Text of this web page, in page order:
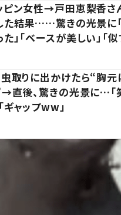
ピン女性→戸田恵梨香さ
た結果……驚きの光景に
」「ベースが美しい」「似
虫取りに出かけたら“胸
直後、驚きの光景に…「
ギャップww」